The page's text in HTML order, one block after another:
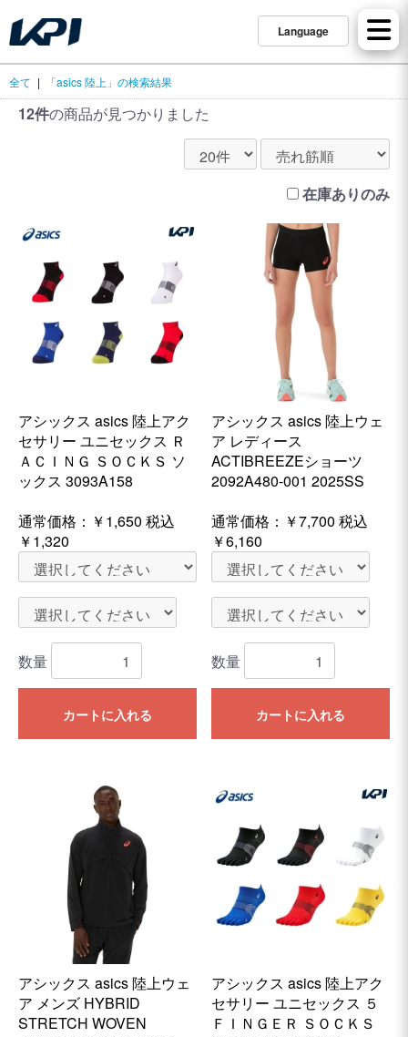
Language
全て | 「asics 陸上」の検索結果
12件の商品が見つかりました
在庫ありのみ
アシックス asics 陸上アク
セサリー ユニセックス Ｒ
ＡＣＩＮＧ ＳＯＣＫＳ ソ
ックス 3093A158
通常価格： ￥1,650 税込
￥1,320
数量
カートに入れる
アシックス asics 陸上ウェ
ア レディース
ACTIBREEZEショーツ
2092A480-001 2025SS
通常価格： ￥7,700 税込
￥6,160
数量
カートに入れる
アシックス asics 陸上ウェ
ア メンズ HYBRID
STRETCH WOVEN
アシックス asics 陸上アク
セサリー ユニセックス ５
ＦＩＮＧＥＲ ＳＯＣＫＳ